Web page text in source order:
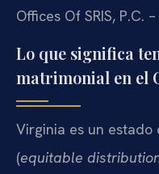
Offices Of SRIS, P.C.
Lo que significa
matrimonial en el
Virginia es un estado
(equitable